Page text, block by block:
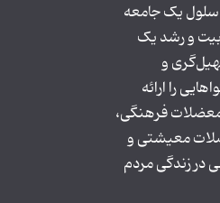
سلول یک جامعه
و رشد یک
و
را ارائه
فرهنگی،
معیشتی و
زندگی مردم